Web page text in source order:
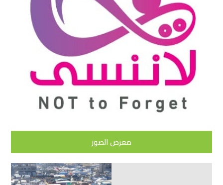
معرض الصور